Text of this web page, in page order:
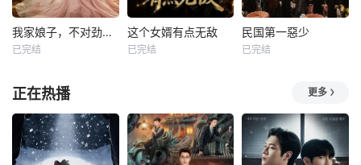
我家娘子，不对劲第四季
已完结
这个女婿有点无敌
已完结
民国第一惡少
已完结
正在热播 更多